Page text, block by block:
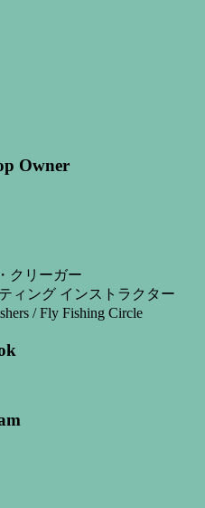
Owner
クリーガー
ィング インストラクター
/ Fly Fishing Circle